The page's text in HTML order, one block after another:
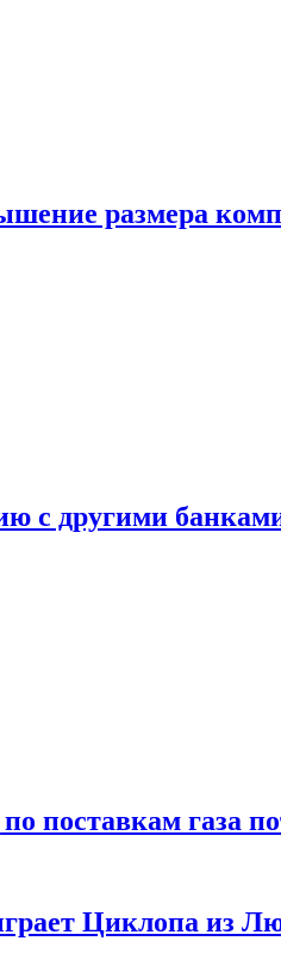
размера
с другими
поставкам газа
Циклопа из